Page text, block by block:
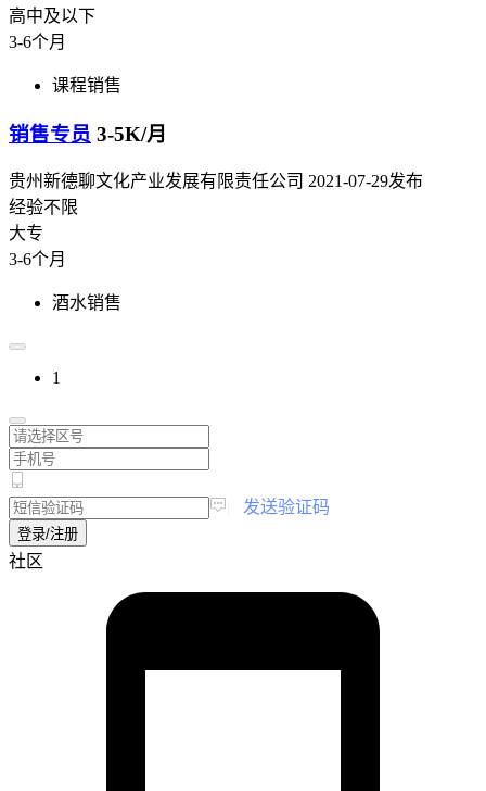
高中及以下
3-6个月
课程销售
销售专员 3-5K/月
贵州新德聊文化产业发展有限责任公司 2021-07-29发布
经验不限
大专
3-6个月
酒水销售
1
发送验证码
登录/注册
社区